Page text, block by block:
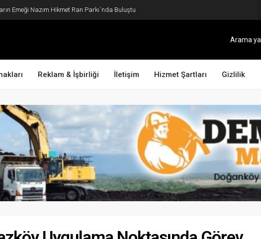
Emeği Nazım Hikmet Ran Parkı`nda Buluştu
Reklam & İşbirliği İletişim Hizmet Şartları Gizlilik